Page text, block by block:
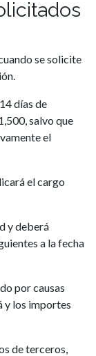
se solicite
días de
salvo que
el
el cargo
y deberá
a la fecha
por causas
y los importes
de terceros,